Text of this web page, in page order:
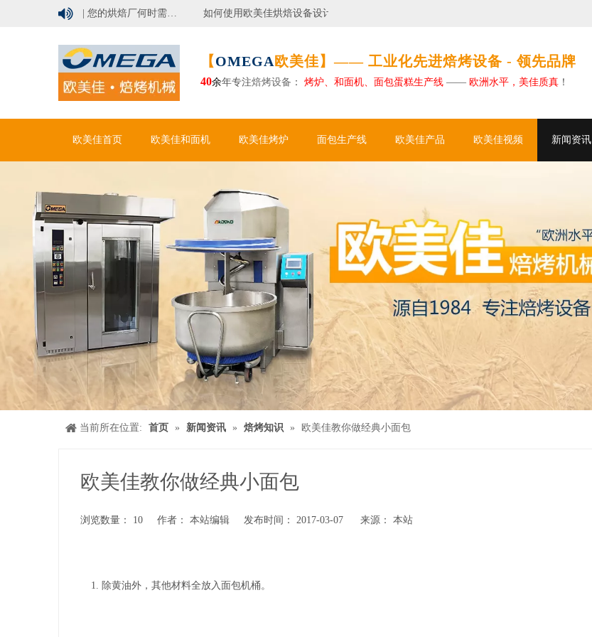
 行业洞察 | 您的烘焙厂何时需要自动化面包生产线？ 如何使用欧美佳烘焙设备设计现代烘焙工厂？
【 OMEGA欧美佳】—— 工业化先进焙烤设备 - 领先品牌
40余年专注焙烤设备 ： 烤炉、和面机、面包蛋糕生产线 —— 欧洲水平，美佳质真 ！
欧美佳首页 欧美佳和面机 欧美佳烤炉 面包生产线 欧美佳产品 欧美佳视频 新闻资讯
当前所在位置: 首页 » 新闻资讯 » 焙烤知识 » 欧美佳教你做经典小面包
欧美佳教你做经典小面包
浏览数量： 10 作者： 本站编辑 发布时间： 2017-03-07 来源： 本站
除黄油外，其他材料全放入面包机桶。